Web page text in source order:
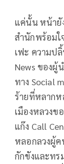
แค่นั้น หน้ายั
สำนักพร้อมใ
เฟะ ความป
News ของผู้
ทาง Social
ร้ายที่หลากห
เมืองหลวงข
แก๊ง Call
หลอกลวงผู้ค
กักขังและทร